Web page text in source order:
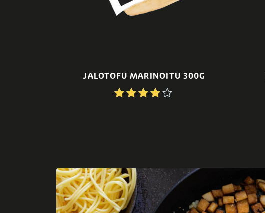
JALOTOFU MARINOITU 300G